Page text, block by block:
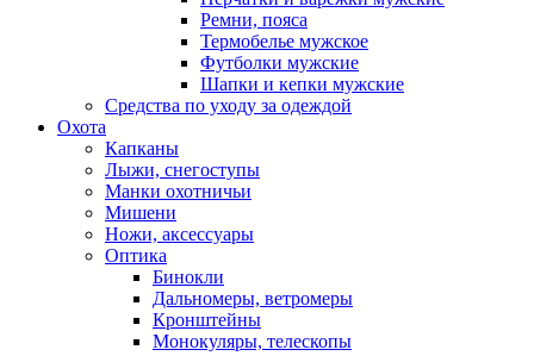
Ремни, пояса
Термобелье мужское
Футболки мужские
Шапки и кепки мужские
Средства по уходу за одеждой
Охота
Капканы
Лыжи, снегоступы
Манки охотничьи
Мишени
Ножи, аксессуары
Оптика
Бинокли
Дальномеры, ветромеры
Кронштейны
Монокуляры, телескопы